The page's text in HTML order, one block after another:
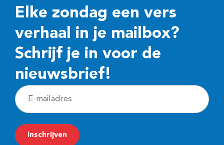
Elke zondag een vers
verhaal in je mailbox?
Schrijf je in voor de
nieuwsbrief!
E
-
m
a
Inschrijven